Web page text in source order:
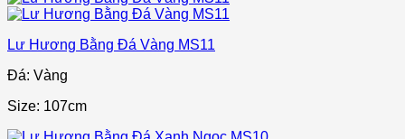
Lư Hương Bằng Đá Vàng MS11
Đá: Vàng
Size: 107cm